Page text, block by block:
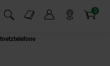
Suchfeld einblenden
Markt-Angebote 0
Artikel